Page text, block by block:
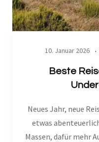
10. Januar 2026
Beste
Neues Jahr, neue
etwas
Massen, dafür mehr